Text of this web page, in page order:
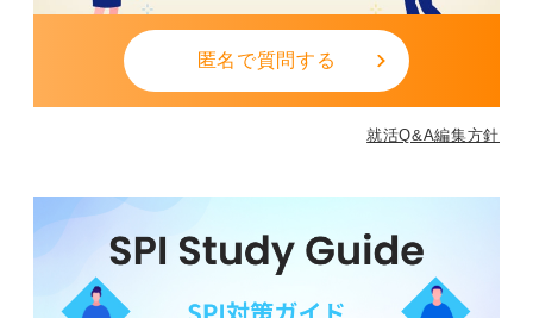
匿名で質問する
就活Q&A編集方針